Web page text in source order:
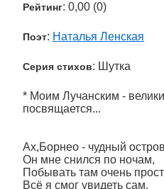
Рейтинг: 0,00 (0)
Поэт: Наталья Ленская
Серия стихов: Шутка
* Моим Лучанским -
посвящается...
Ах,Борнео - чудный
Он мне снился по ночам,
Побывать там очень
Всё я смог увидеть сам.